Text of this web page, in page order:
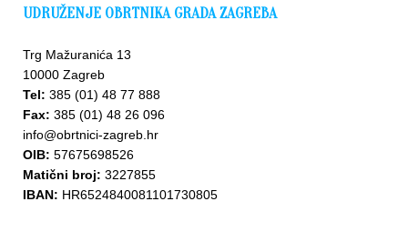
UDRUŽENJE OBRTNIKA GRADA ZAGREBA
Trg Mažuranića 13
10000 Zagreb
Tel: 385 (01) 48 77 888
Fax: 385 (01) 48 26 096
info@obrtnici-zagreb.hr
OIB: 57675698526
Matični broj: 3227855
IBAN: HR6524840081101730805